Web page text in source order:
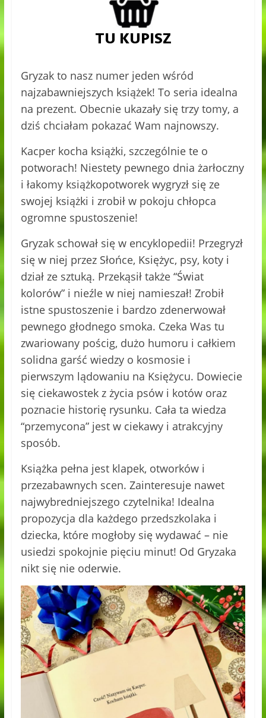
Gryzak to nasz numer jeden wśród
najzabawniejszych książek! To seria idealna
na prezent. Obecnie ukazały się trzy tomy, a
dziś chciałam pokazać Wam najnowszy.
Kacper kocha książki, szczególnie te o
potworach! Niestety pewnego dnia żarłoczny
i łakomy książkopotworek wygryzł się ze
swojej książki i zrobił w pokoju chłopca
ogromne spustoszenie!
Gryzak schował się w encyklopedii! Przegryzł
się w niej przez Słońce, Księżyc, psy, koty i
dział ze sztuką. Przekąsił także “Świat
kolorów” i nieźle w niej namieszał! Zrobił
istne spustoszenie i bardzo zdenerwował
pewnego głodnego smoka. Czeka Was tu
zwariowany pościg, dużo humoru i całkiem
solidna garść wiedzy o kosmosie i
pierwszym lądowaniu na Księżycu. Dowiecie
się ciekawostek z życia psów i kotów oraz
poznacie historię rysunku. Cała ta wiedza
“przemycona” jest w ciekawy i atrakcyjny
sposób.
Książka pełna jest klapek, otworków i
przezabawnych scen. Zainteresuje nawet
najwybredniejszego czytelnika! Idealna
propozycja dla każdego przedszkolaka i
dziecka, które mogłoby się wydawać – nie
usiedzi spokojnie pięciu minut! Od Gryzaka
nikt się nie oderwie.